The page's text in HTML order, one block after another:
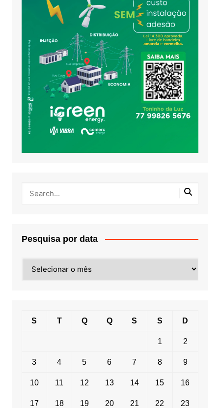
Pesquisa por data
por
S T Q Q S S D
1 2
3 4 5 6 7 8 9
10 11 12 13 14 15 16
17 18 19 20 21 22 23